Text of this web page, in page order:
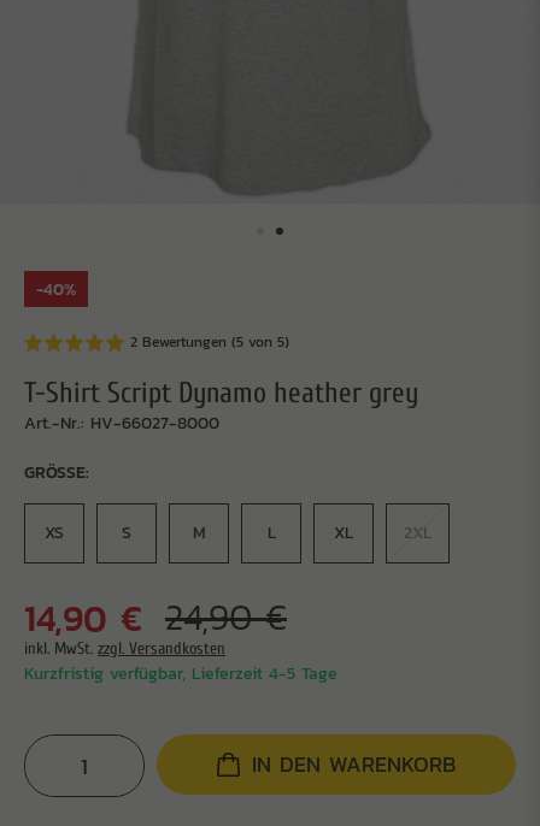
-40%
2 Bewertungen (5 von 5)
T-Shirt Script Dynamo heather grey
Art.-Nr.: HV-66027-8000
GRÖSSE:
XS S M L XL 2XL
14,90 € 24,90 €
inkl. MwSt. zzgl. Versandkosten
Kurzfristig verfügbar, Lieferzeit 4-5 Tage
IN DEN WARENKORB